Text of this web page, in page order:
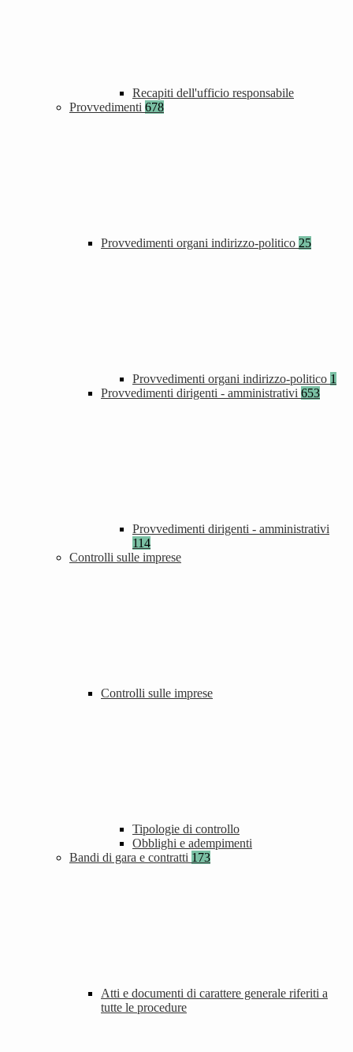
Recapiti dell'ufficio responsabile
Provvedimenti 678
Provvedimenti organi indirizzo-politico 25
Provvedimenti organi indirizzo-politico 1
Provvedimenti dirigenti - amministrativi 653
Provvedimenti dirigenti - amministrativi
114
Controlli sulle imprese
Controlli sulle imprese
Tipologie di controllo
Obblighi e adempimenti
Bandi di gara e contratti 173
Atti e documenti di carattere generale riferiti a
tutte le procedure